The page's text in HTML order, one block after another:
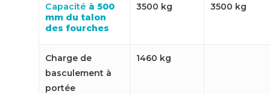
Capacité à 500
mm du talon
des fourches
3500 kg 3500 kg
Charge de
basculement à
portée
1460 kg